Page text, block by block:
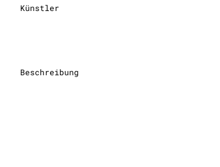
Künstler
Beschreibung